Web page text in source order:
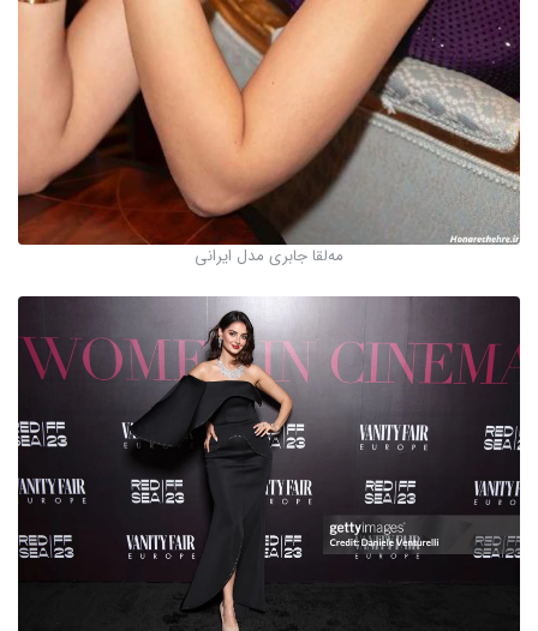
مه‌لقا جابری مدل ایرانی